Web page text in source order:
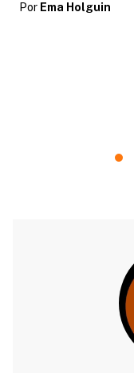
Por Ema Holguin